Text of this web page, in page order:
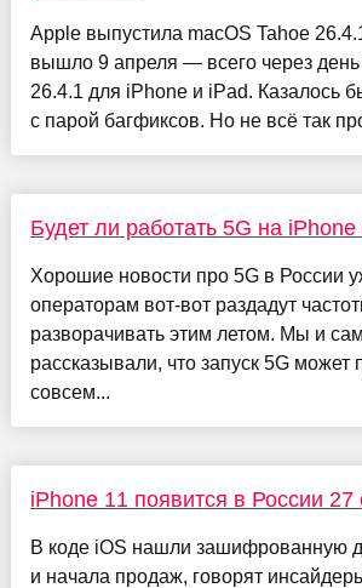
Apple выпустила macOS Tahoe
вышло 9 апреля — всего через день
26.4.1 для iPhone и iPad. Казалось
с парой багфиксов. Но не всё так
Будет ли работать 5G на iPhone
Хорошие новости про 5G в России
операторам вот-вот раздадут
разворачивать этим летом. Мы и
рассказывали, что запуск 5G может
совсем...
iPhone 11 появится в России 27
В коде iOS нашли зашифрованную
и начала продаж, говорят